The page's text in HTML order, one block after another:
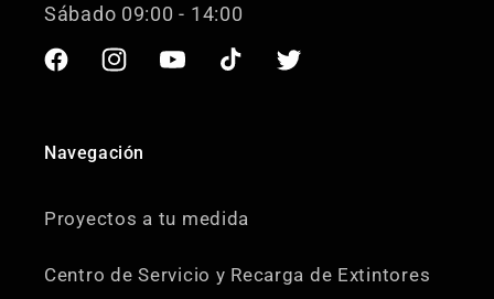
Sábado 09:00 - 14:00
FacebookInstagramYouTubeTikTok Twitter
Navegación
Proyectos a tu medida
Centro de Servicio y Recarga de Extintores